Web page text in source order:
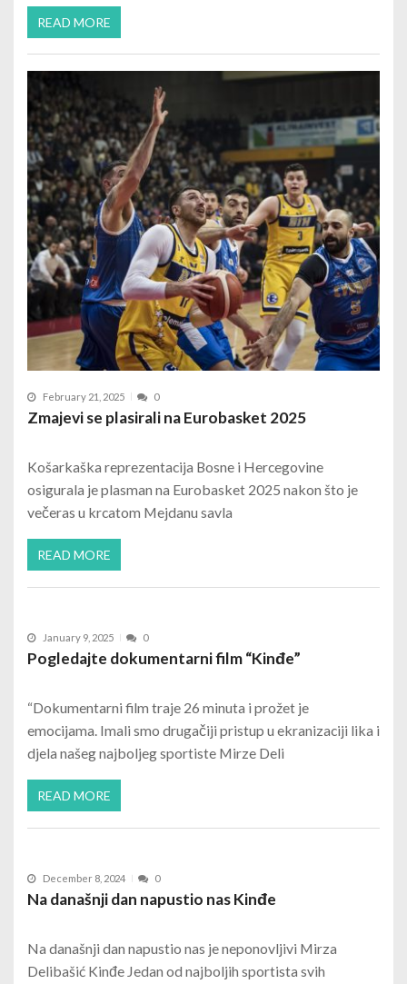
READ MORE
February 21, 2025 0
Zmajevi se plasirali na Eurobasket 2025
Košarkaška reprezentacija Bosne i Hercegovine
osigurala je plasman na Eurobasket 2025 nakon što je
večeras u krcatom Mejdanu savla
READ MORE
January 9, 2025 0
Pogledajte dokumentarni film “Kinđe”
“Dokumentarni film traje 26 minuta i prožet je
emocijama. Imali smo drugačiji pristup u ekranizaciji lika i
djela našeg najboljeg sportiste Mirze Deli
READ MORE
December 8, 2024 0
Na današnji dan napustio nas Kinđe
Na današnji dan napustio nas je neponovljivi Mirza
Delibašić Kinđe Jedan od najboljih sportista svih